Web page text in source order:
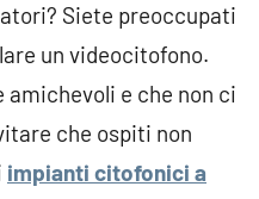
Siete preoccupati
un videocitofono.
e che non ci
che ospiti non
impianti citofonici a